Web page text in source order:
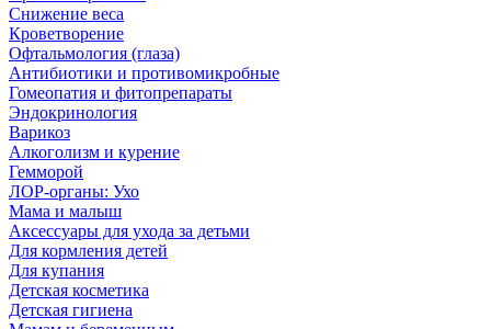
Снижение веса
Кроветворение
Офтальмология (глаза)
Антибиотики и противомикробные
Гомеопатия и фитопрепараты
Эндокринология
Варикоз
Алкоголизм и курение
Гемморой
ЛОР-органы: Ухо
Мама и малыш
Аксессуары для ухода за детьми
Для кормления детей
Для купания
Детская косметика
Детская гигиена